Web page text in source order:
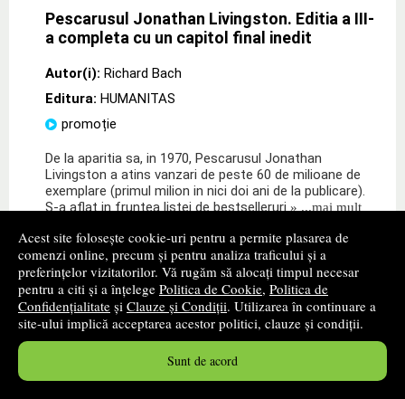
Acest site folosește cookie-uri pentru a permite plasarea de
comenzi online, precum și pentru analiza traficului și a
preferințelor vizitatorilor. Vă rugăm să alocați timpul necesar
pentru a citi și a înțelege Politica de Cookie, Politica de
Confidențialitate și Clauze și Condiții. Utilizarea în continuare a
site-ului implică acceptarea acestor politici, clauze și condiții.
Sunt de acord
Pescarusul Jonathan Livingston. Editia a III-
a completa cu un capitol final inedit
Autor(i): Richard Bach
Editura: HUMANITAS
promoție
De la aparitia sa, in 1970, Pescarusul Jonathan
Livingston a atins vanzari de peste 60 de milioane de
exemplare (primul milion in nici doi ani de la publicare).
S-a aflat in fruntea listei de bestselleruri » ...mai mult
29,06lei
PRP:32,61 lei
Disponibilitate: In stoc furnizor
Timp confirmare stoc: 1 - 2 zile lucratoare